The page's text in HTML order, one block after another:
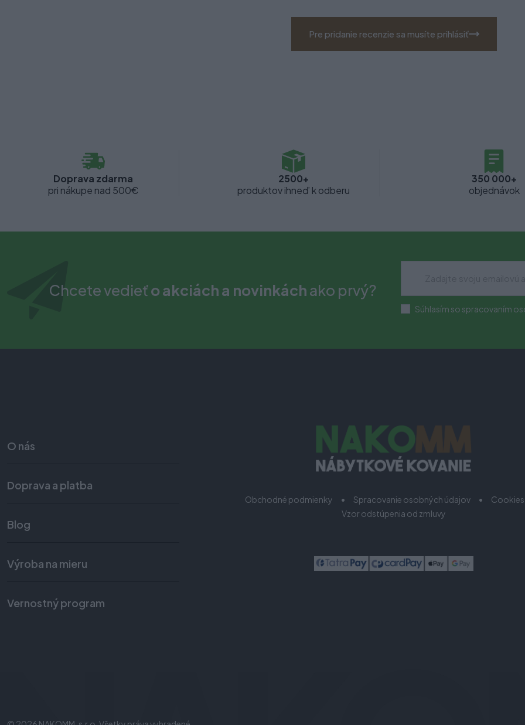
Pre pridanie recenzie sa musíte prihlásiť
Doprava zdarma
pri nákupe nad 500€
2500+
produktov ihneď k odberu
350 000+
objednávok
Chcete vedieťo akciách a novinkáchako prvý?
Súhlasím so spracovaním
O nás
Doprava a platba
Blog
Výroba na mieru
Vernostný program
Obchodné podmienky Spracovanie osobných údajov
Cookies
Vzor odstúpenia od zmluvy